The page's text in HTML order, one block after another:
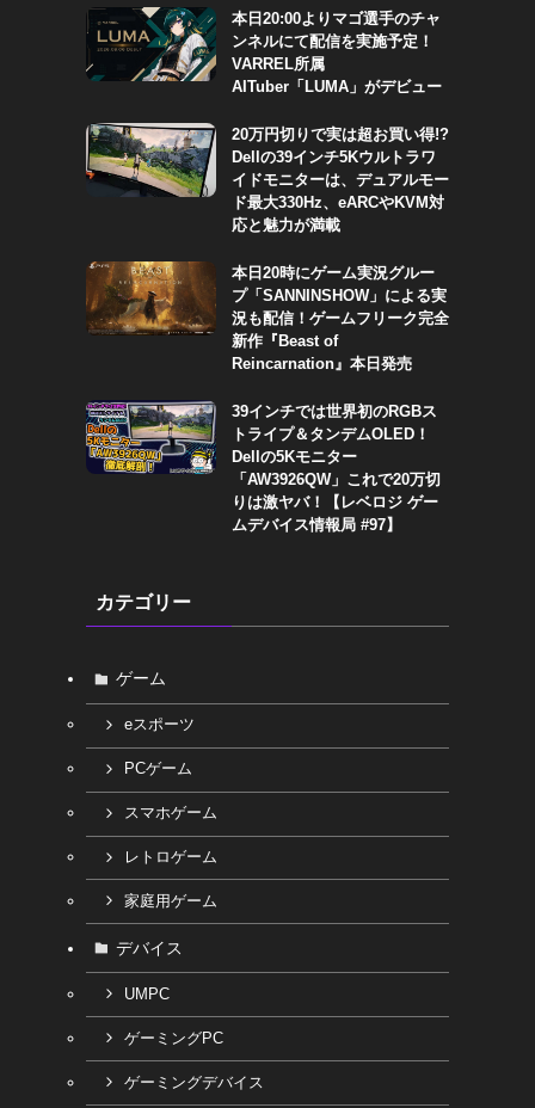
本日20:00よりマゴ選手のチャ
ンネルにて配信を実施予定！
VARREL所属
AITuber「LUMA」がデビュー
20万円切りで実は超お買い得!?
Dellの39インチ5Kウルトラワ
イドモニターは、デュアルモー
ド最大330Hz、eARCやKVM対
応と魅力が満載
本日20時にゲーム実況グルー
プ「SANNINSHOW」による実
況も配信！ゲームフリーク完全
新作『Beast of
Reincarnation』本日発売
39インチでは世界初のRGBス
トライプ＆タンデムOLED！
Dellの5Kモニター
「AW3926QW」これで20万切
りは激ヤバ！【レベロジ ゲー
ムデバイス情報局 #97】
カテゴリー
ゲーム
eスポーツ
PCゲーム
スマホゲーム
レトロゲーム
家庭用ゲーム
デバイス
UMPC
ゲーミングPC
ゲーミングデバイス